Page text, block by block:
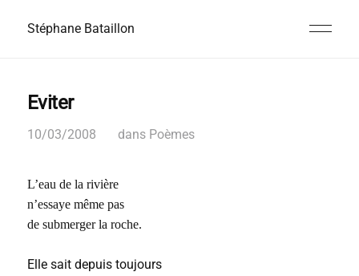
Stéphane Bataillon
Eviter
10/03/2008 dans Poèmes
L’eau de la rivière
n’essaye même pas
de submerger la roche.
Elle sait depuis toujours